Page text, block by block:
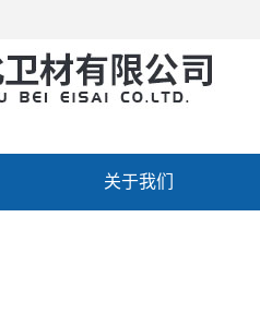
关于我们